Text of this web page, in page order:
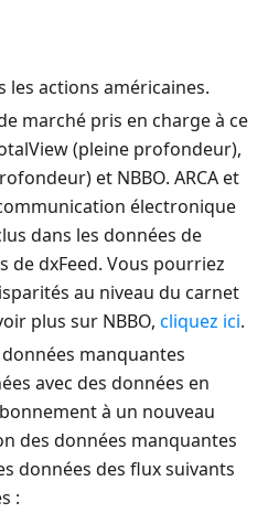
les actions américaines.
marché pris en charge à ce
(pleine profondeur),
et NBBO. ARCA et
électronique
dans les données de
de dxFeed. Vous pourriez
au niveau du carnet
plus sur NBBO, cliquez ici.
données manquantes
avec des données en
à un nouveau
des données manquantes
données des flux suivants
: